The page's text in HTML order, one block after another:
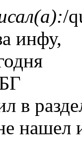
/
инфу,
в
нашел